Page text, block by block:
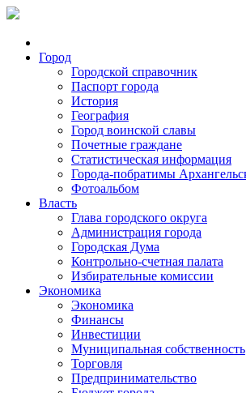
Город
Городской справочник
Паспорт города
История
География
Город воинской славы
Почетные граждане
Статистическая информация
Города-побратимы
Фотоальбом
Власть
Глава городского округа
Администрация города
Городская Дума
Контрольно-счетная палата
Избирательные комиссии
Экономика
Экономика
Финансы
Инвестиции
Муниципальная собственность
Торговля
Предпринимательство